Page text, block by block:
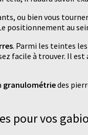
ou bien vous
au
. Parmi les teintes
facile à trouver. Il
granulométriedes
pour vos